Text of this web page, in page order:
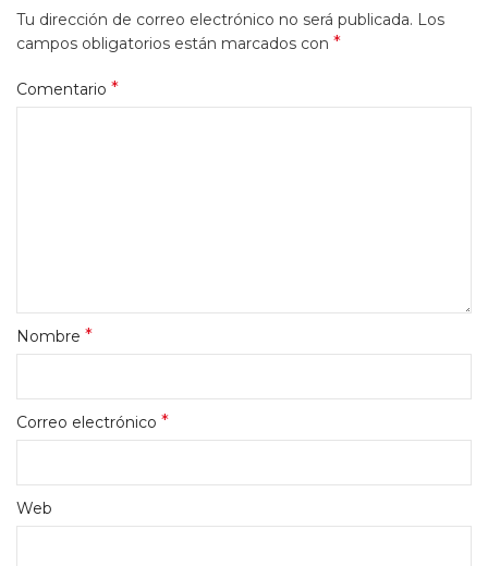
Tu dirección de correo electrónico no será publicada. Los
campos obligatorios están marcados con *
Comentario *
Nombre *
Correo electrónico *
Web